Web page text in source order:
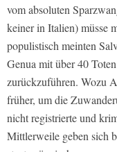
vom absoluten
keiner in Italien) müsse
populistisch meinten
Genua mit über 40
zurückzuführen. Wozu
früher, um die
nicht registrierte und
Mittlerweile geben sich